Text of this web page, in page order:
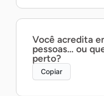
Você acredita
pessoas… ou
perto?
Copiar